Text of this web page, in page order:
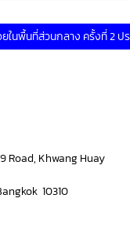
ในพื้นที่ส่วนกลาง ครั้งที่ 2 ป
Road, Khwang Huay
10310